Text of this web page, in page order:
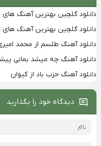
دانلود گلچین بهترین آهنگ های دینا
دانلود گلچین بهترین آهنگ های
دانلود آهنگ طلسم از محمد
دانلود آهنگ چه میشد بمانی
دانلود آهنگ حزب باد از کیوان
دیدگاه خود را بگذارید